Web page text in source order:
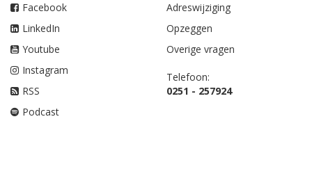
Facebook
LinkedIn
Youtube
Instagram
RSS
Podcast
Adreswijziging
Opzeggen
Overige vragen
Telefoon:
0251 - 257924